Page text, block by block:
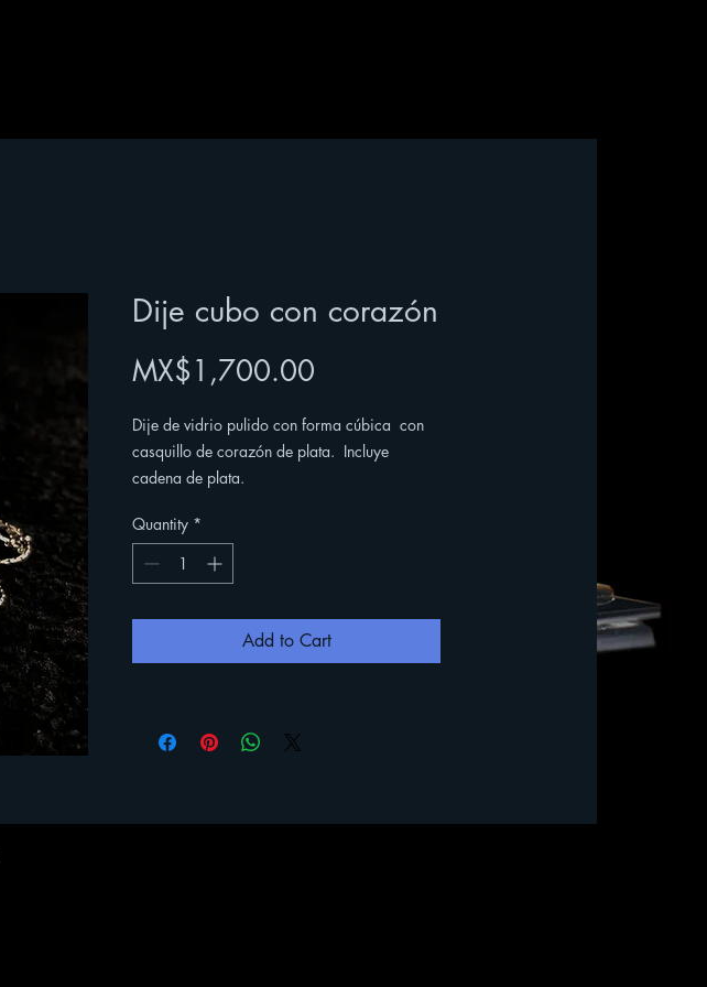
Dije cubo con corazón
MX$1,700.00
Dije de vidrio pulido con forma cúbica con
casquillo de corazón de plata. Incluye
cadena de plata.
Quantity *
Add to Cart